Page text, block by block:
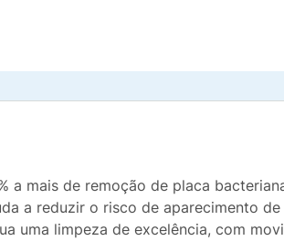
a mais de remoção de placa
a reduzir o risco de aparecimento
uma limpeza de excelência, com